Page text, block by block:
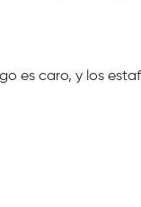
es caro, y los